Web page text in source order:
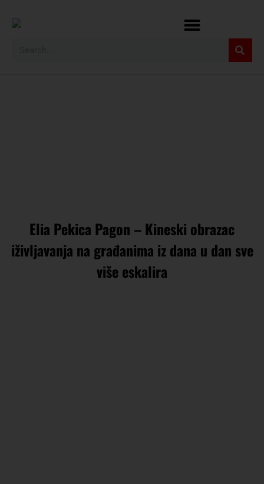
Elia Pekica Pagon – Kineski obrazac
iživljavanja na građanima iz dana u dan sve
više eskalira